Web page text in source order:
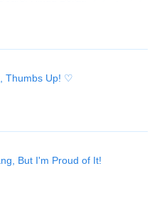
Thumbs Up! ♡
But I'm Proud of It!